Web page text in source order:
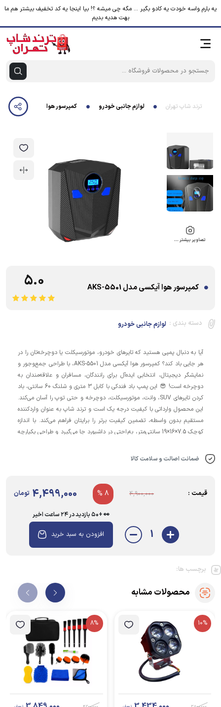
یه بارم واسه خودت یه کادو بگیر ... مگه چی میشه ؟! بیا اینجا یه کد تخفیف بیشتر هم ما
بهت هدیه بدیم
ترند شاپ تهران لوازم جانبی خودرو کمپرسور هوا آیکسی مدل AKS-5501
تصاویر بیشتر …
کمپرسور هوا آیکسی مدل AKS-5501 5.0
دسته بندی : لوازم جانبی خودرو
آیا به دنبال پمپی هستید که تایرهای خودرو، موتورسیکلت یا دوچرخه‌تان را در
هر جایی باد کند؟ کمپرسور هوا آیکسی مدل AKS-5501، با طراحی جمع‌وجور و
نمایشگر دیجیتال، انتخابی ایده‌آل برای رانندگان، مسافران و علاقه‌مندان به
دوچرخه است! 😎 این پمپ باد فندکی با کابل 3 متری و شلنگ 60 سانتی، باد
کردن تایرهای SUV، وانت، موتورسیکلت، دوچرخه و حتی توپ را آسان می‌کند.
این محصول وارداتی با کیفیت درجه یک است و ترند شاپ به عنوان واردکننده
مستقیم بدون واسطه، تضمین کیفیت برتر را برایتان فراهم می‌کند. با اندازه
کوچک 7.5×16×19 سانتی‌متر، به‌راحتی در داشبورد جا می‌گیرد و طراحی یکپارچه
حرفه‌ای ترند شاپ تهیه شده، پس آنچه تحویل می‌گیرید، دقیقاً همانی است که
ضمانت اصالت و سلامت کالا
قیمت : 4,900,000
8 %
4,499,000 تومان
1
👀 +۵۰ بازدید در ۲۴ ساعت اخیر
افزودن به سبد خرید
برچسب ها:
محصولات مشابه
10%
8%